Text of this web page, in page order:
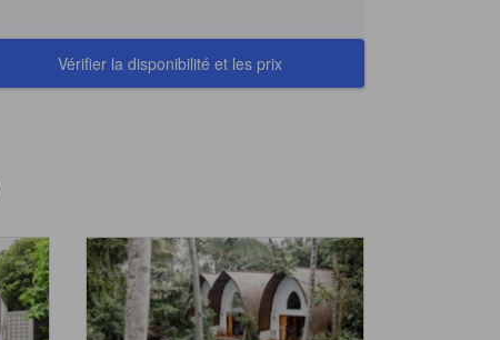
Vérifier la disponibilité et les prix